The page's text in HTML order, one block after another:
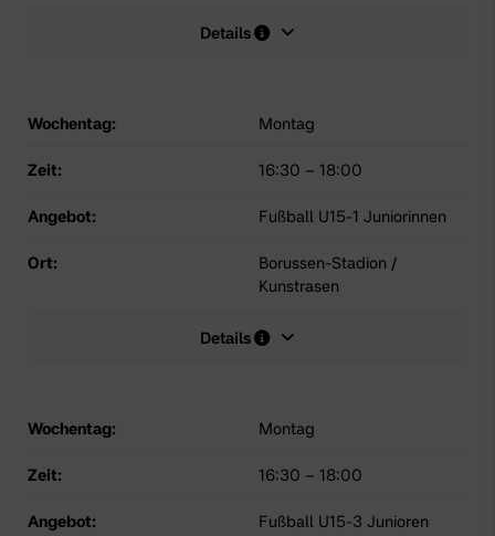
Details
Wochentag: Montag
Zeit: 16:30 – 18:00
Angebot: Fußball U15-1 Juniorinnen
Ort:
Borussen-Stadion /
Kunstrasen
Details
Wochentag: Montag
Zeit: 16:30 – 18:00
Angebot: Fußball U15-3 Junioren